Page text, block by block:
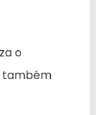
o
também